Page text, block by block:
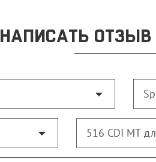
НАПИСАТЬ ОТЗЫВ